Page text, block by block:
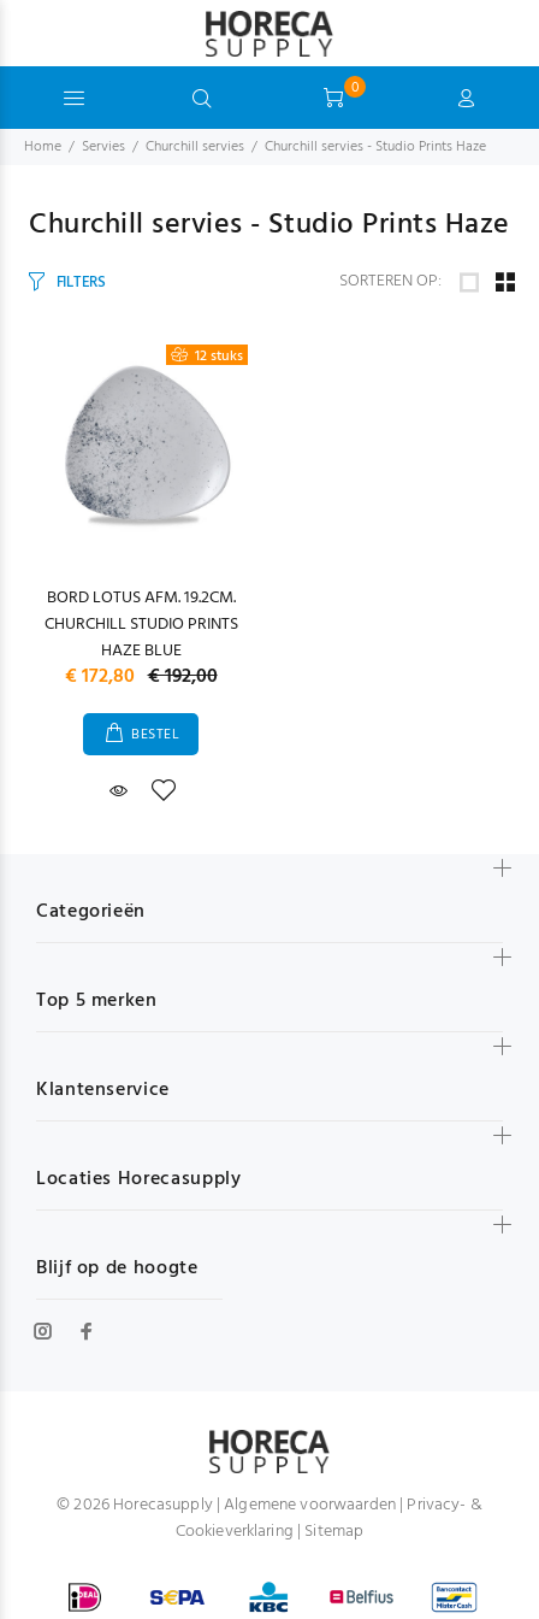
0
Home Servies Churchill servies Churchill servies - Studio Prints Haze
Churchill servies - Studio Prints Haze
FILTERS SORTEREN OP:
12 stuks
BORD LOTUS AFM. 19.2CM.
CHURCHILL STUDIO PRINTS
HAZE BLUE
€ 172,80 € 192,00
BESTEL
Blijf op de hoogte
Categorieën
Top 5 merken
Klantenservice
Locaties Horecasupply
© 2026 Horecasupply |Algemene voorwaarden| Privacy- &
Cookieverklaring | Sitemap